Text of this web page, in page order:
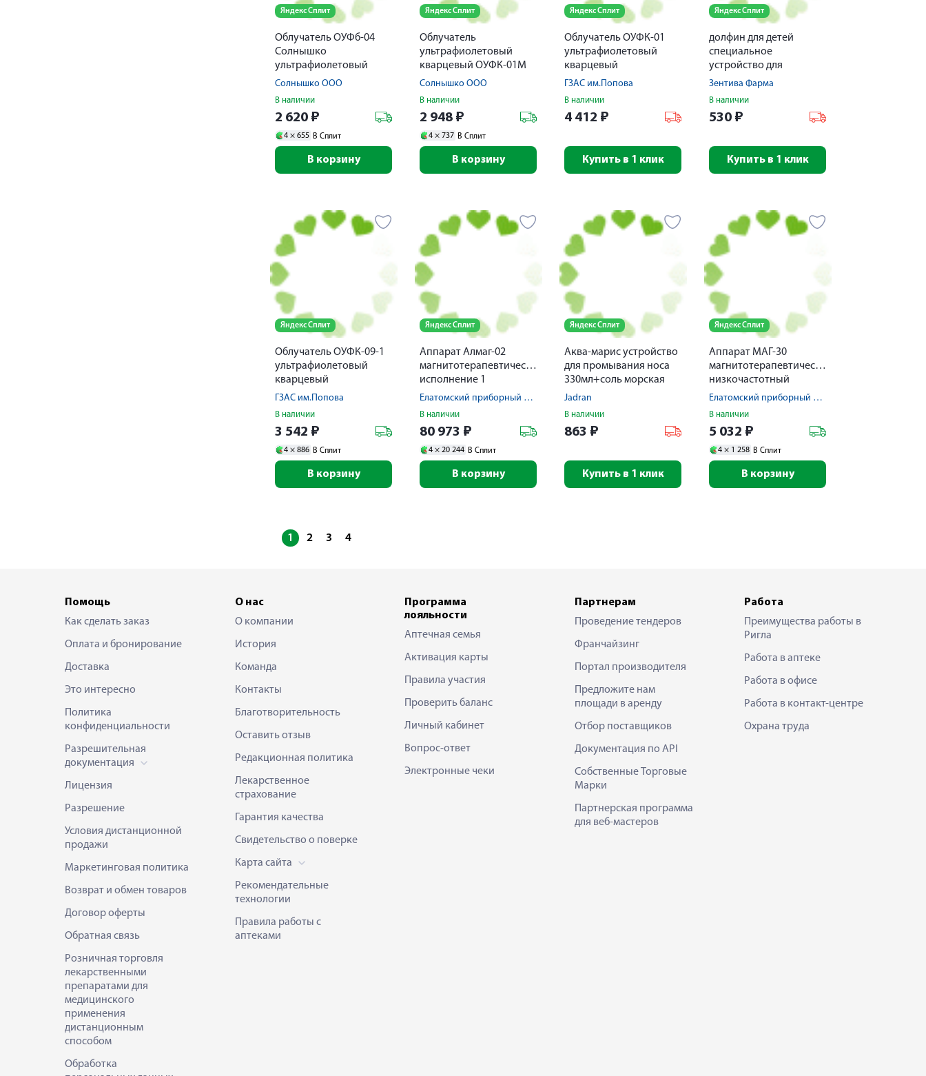
Яндекс Сплит
Облучатель ОУФб-04
Солнышко
ультрафиолетовый
Солнышко ООО
В наличии
2 620 ₽
4 × 655 В Сплит
В корзину
Яндекс Сплит
Облучатель
ультрафиолетовый
кварцевый ОУФК-01М
Солнышко с
Солнышко ООО
В наличии
2 948 ₽
4 × 737 В Сплит
В корзину
Яндекс Сплит
Облучатель ОУФК-01
ультрафиолетовый
кварцевый
ГЗАС им.Попова
В наличии
4 412 ₽
Купить в 1 клик
Яндекс Сплит
долфин для детей
специальное
устройство для
промывания
30пак
Зентива Фарма
В наличии
530 ₽
Купить в 1 клик
Яндекс Сплит
Облучатель ОУФК-09-1
ультрафиолетовый
кварцевый
ГЗАС им.Попова
В наличии
3 542 ₽
4 × 886 В Сплит
В корзину
Яндекс Сплит
Аппарат Алмаг-02
магнитотерапевтический
исполнение 1
Елатомский приборный завод
В наличии
80 973 ₽
4 × 20 244 В Сплит
В корзину
Яндекс Сплит
Аква-марис устройство
для промывания носа
330мл+соль морская
соль саше № 30
Jadran
В наличии
863 ₽
Купить в 1 клик
Яндекс Сплит
Аппарат МАГ-30
магнитотерапевтический
низкочастотный
портативный
Елатомский приборный завод
В наличии
5 032 ₽
4 × 1 258 В Сплит
В корзину
1 2 3 4
Помощь
Как сделать заказ
Оплата и бронирование
Доставка
Это интересно
Политика
конфиденциальности
Разрешительная
документация
Лицензия
Разрешение
Условия дистанционной
продажи
Маркетинговая политика
Возврат и обмен товаров
Договор оферты
Обратная связь
Розничная торговля
лекарственными
препаратами для
медицинского
применения
дистанционным
способом
Обработка
О нас
О компании
История
Команда
Контакты
Благотворительность
Оставить отзыв
Редакционная политика
Лекарственное
страхование
Гарантия качества
Свидетельство о поверке
Карта сайта
Рекомендательные
технологии
Правила работы с
аптеками
Программа
лояльности
Аптечная семья
Активация карты
Правила участия
Проверить баланс
Личный кабинет
Вопрос-ответ
Электронные чеки
Партнерам
Проведение тендеров
Франчайзинг
Портал производителя
Предложите нам
площади в аренду
Отбор поставщиков
Документация по API
Собственные Торговые
Марки
Партнерская программа
для веб-мастеров
Работа
Преимущества работы в
Ригла
Работа в аптеке
Работа в офисе
Работа в контакт-центре
Охрана труда